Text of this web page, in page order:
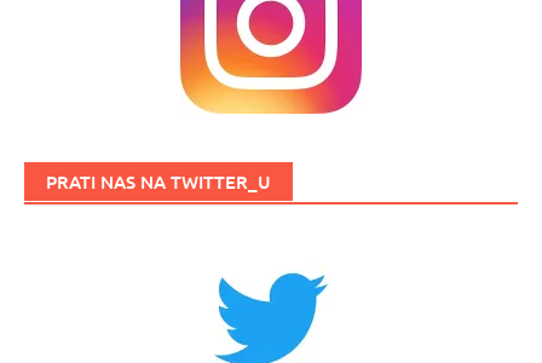
PRATI NAS NA TWITTER_U